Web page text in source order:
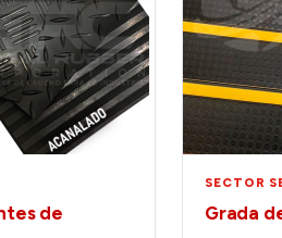
de
SECTOR
Grada